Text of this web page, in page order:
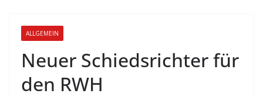
ALLGEMEIN
Neuer Schiedsrichter für
den RWH